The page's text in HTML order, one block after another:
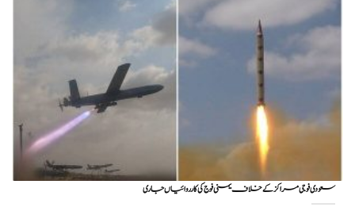
سعودی فوجی مراکز کے خلاف یمنی فوج کی کارروائیاں جاری